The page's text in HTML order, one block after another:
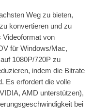
Weg zu bieten,
konvertieren und zu
Videoformat von
für Windows/Mac,
1080P/720P zu
indem die Bitrate
Es erfordert die volle
AMD unterstützen),
bei